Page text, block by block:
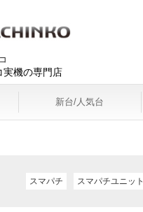
実機の専門店
新台/人気台
スマパチ スマパチユニット